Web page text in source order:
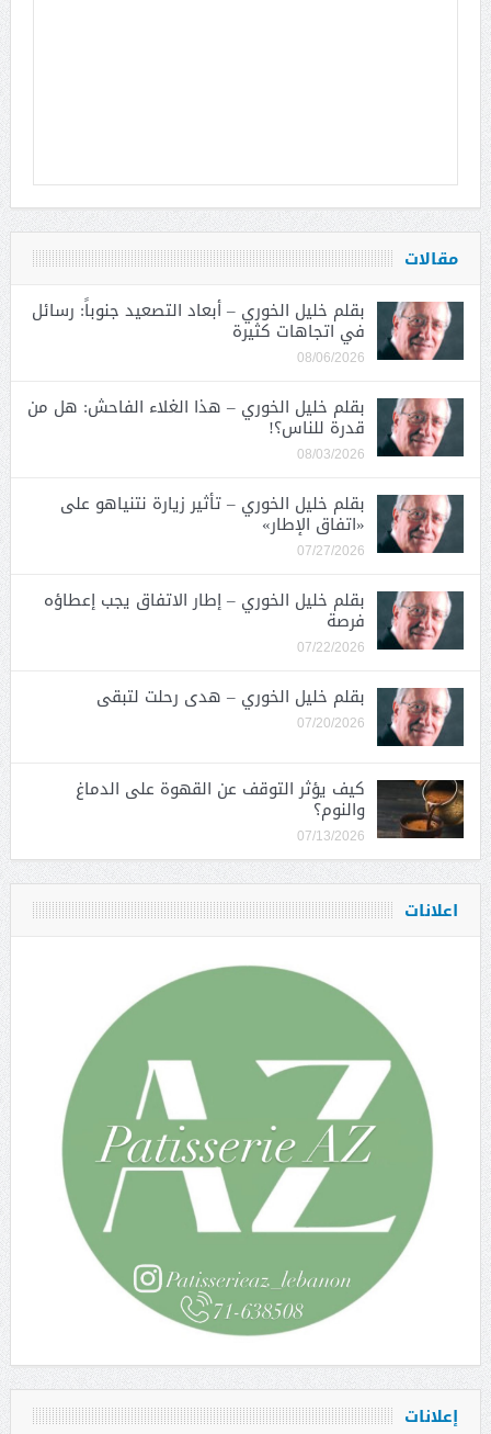
مقالات
بقلم خليل الخوري – أبعاد التصعيد جنوباً: رسائل
في اتجاهات كثيرة
08/06/2026
بقلم خليل الخوري – هذا الغلاء الفاحش: هل من
قدرة للناس؟!
08/03/2026
بقلم خليل الخوري – تأثير زيارة نتنياهو على
«اتفاق الإطار»
07/27/2026
بقلم خليل الخوري – إطار الاتفاق يجب إعطاؤه
فرصة
07/22/2026
بقلم خليل الخوري – هدى رحلت لتبقى
07/20/2026
كيف يؤثر التوقف عن القهوة على الدماغ
والنوم؟
07/13/2026
اعلانات
إعلانات